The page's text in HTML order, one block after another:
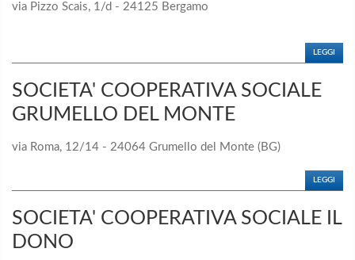
via Pizzo Scais, 1/d - 24125 Bergamo
LEGGI
SOCIETA' COOPERATIVA SOCIALE
GRUMELLO DEL MONTE
via Roma, 12/14 - 24064 Grumello del Monte (BG)
LEGGI
SOCIETA' COOPERATIVA SOCIALE IL
DONO